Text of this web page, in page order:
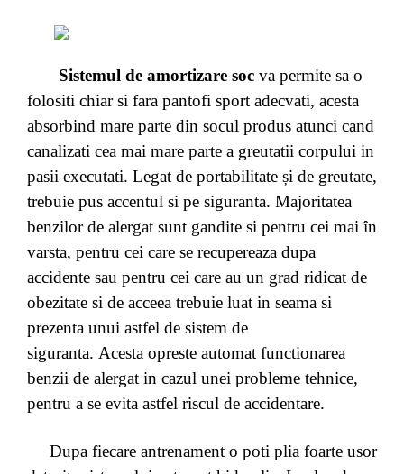
Sistemul de amortizare soc va permite sa o
folositi chiar si fara pantofi sport adecvati, acesta
absorbind mare parte din socul produs atunci cand
canalizati cea mai mare parte a greutatii corpului in
pasii executati. Legat de portabilitate și de greutate,
trebuie pus accentul si pe siguranta. Majoritatea
benzilor de alergat sunt gandite si pentru cei mai în
varsta, pentru cei care se recupereaza dupa
accidente sau pentru cei care au un grad ridicat de
obezitate si de acceea trebuie luat in seama si
prezenta unui astfel de sistem de
siguranta. Acesta opreste automat functionarea
benzii de alergat in cazul unei probleme tehnice,
pentru a se evita astfel riscul de accidentare.
Dupa fiecare antrenament o poti plia foarte usor